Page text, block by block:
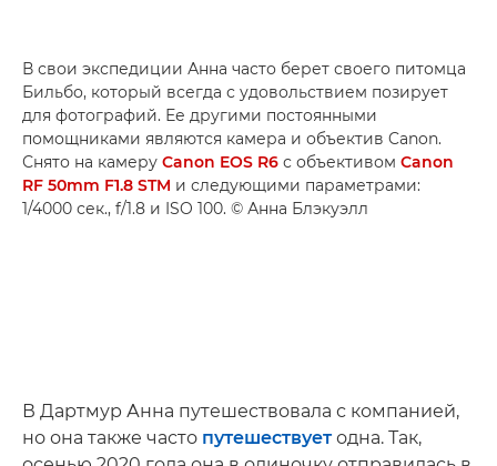
В свои экспедиции Анна часто берет своего питомца
Бильбо, который всегда с удовольствием позирует
для фотографий. Ее другими постоянными
помощниками являются камера и объектив Canon.
Снято на камеру Canon EOS R6 с объективом Canon
RF 50mm F1.8 STM и следующими параметрами:
1/4000 сек., f/1.8 и ISO 100. © Анна Блэкуэлл
В Дартмур Анна путешествовала с компанией,
но она также часто путешествуетодна. Так,